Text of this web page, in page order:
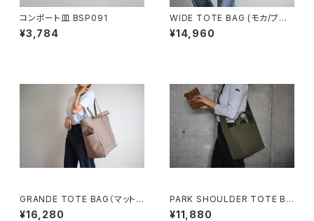
コンポート皿 BSP091
¥3,784
WIDE TOTE BAG (モカ/ブラ
ウン)
¥14,960
GRANDE TOTE BAG（マットブ
ラウン）
¥16,280
PARK SHOULDER TOTE BA
G (オリーブ/カーキ)
¥11,880